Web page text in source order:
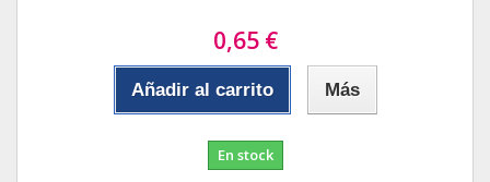
0,65 €
Añadir al carrito Más
En stock